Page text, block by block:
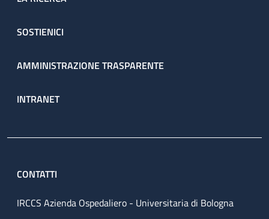
SOSTIENICI
AMMINISTRAZIONE TRASPARENTE
INTRANET
CONTATTI
IRCCS Azienda Ospedaliero - Universitaria di Bologna